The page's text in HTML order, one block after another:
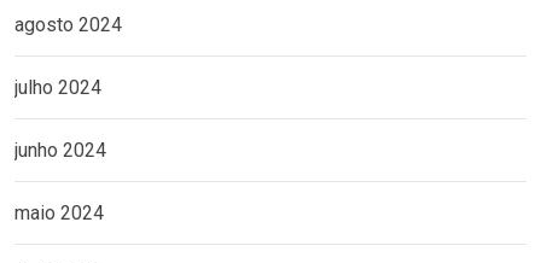
agosto 2024
julho 2024
junho 2024
maio 2024